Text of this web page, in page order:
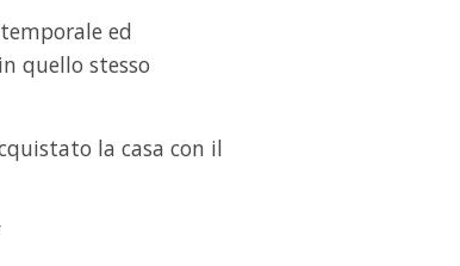
ed
quello stesso
la casa con il